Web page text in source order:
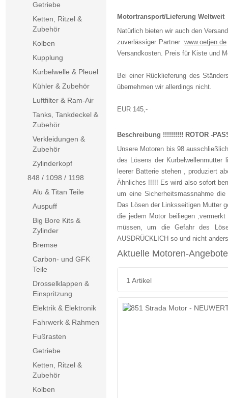
Motortransport/Lieferung Weltweit
Natürlich bieten wir auch den
zuverlässiger Partner :www.oetjen.de
Versandkosten. Preis für Kiste und
Bei einer Rücklieferung des
übernehmen wir allerdings nicht.
EUR 145,-
Beschreibung !!!!!!!!!! ROTOR -
Unsere Motoren bis 98
des Lösens der Kurbelwellenmutter
leerer Batterie stehen , produziert
Ähnliches !!!!! Es wird also sofort
um eine Sicherheitsmassnahme
Das Lösen der Linksseitigen Mutter
die jedem Motor beiliegen
müssen, um die Gefahr des
AUSDRÜCKLICH so und nicht
Aktuelle Motoren-Angebote
1 Artikel
Getriebe
Ketten, Ritzel &
Zubehör
Kolben
Kupplung
Kurbelwelle & Pleuel
Kühler & Zubehör
Luftfilter & Ram-Air
Tanks, Tankdeckel &
Zubehör
Verkleidungen &
Zubehör
Zylinderkopf
848 / 1098 / 1198
Alu & Titan Teile
Auspuff
Big Bore Kits &
Zylinder
Bremse
Carbon- und GFK
Teile
Drosselklappen &
Einspritzung
Elektrik & Elektronik
Fahrwerk & Rahmen
Fußrasten
Getriebe
Ketten, Ritzel &
Zubehör
Kolben